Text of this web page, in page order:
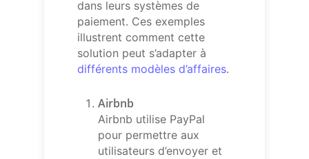
dans leurs systèmes de
paiement. Ces exemples
illustrent comment cette
solution peut s’adapter à
différents modèles d’affaires.
Airbnb
Airbnb utilise PayPal
pour permettre aux
utilisateurs d’envoyer et